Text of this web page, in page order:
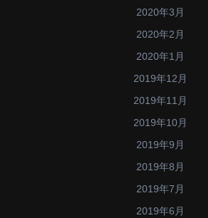
2020年3月
2020年2月
2020年1月
2019年12月
2019年11月
2019年10月
2019年9月
2019年8月
2019年7月
2019年6月